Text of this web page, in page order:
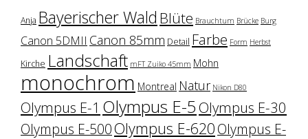
Anja Bayerischer Wald Blüte Brauchtum Brücke Burg
Canon 5DMII Canon 85mm Detail Farbe Form Herbst
Kirche Landschaft mFT Zuiko 45mm Mohn
monochrom Montreal Natur Nikon D80
Olympus E-1 Olympus E-5 Olympus E-30
Olympus E-500Olympus E-620Olympus E-